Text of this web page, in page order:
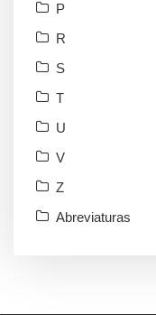
P
R
S
T
U
V
Z
Abreviaturas